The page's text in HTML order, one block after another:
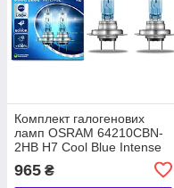
Комплект галогенових
ламп OSRAM 64210CBN-
2HB H7 Cool Blue Intense
Next Gen +100% 55 W 12
V PX26d (2 шт.)
965 ₴